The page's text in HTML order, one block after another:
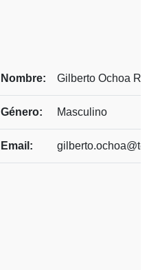
Nombre: Gilberto Ochoa
Género: Masculino
Email: